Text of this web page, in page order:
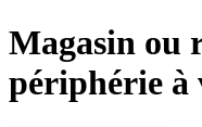
Magasin ou
périphérie à